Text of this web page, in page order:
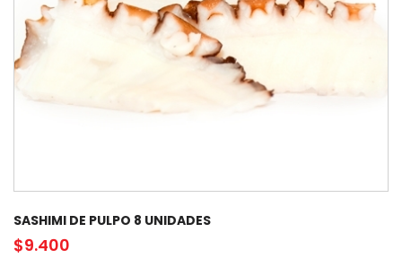
SASHIMI DE PULPO 8 UNIDADES
$9.400